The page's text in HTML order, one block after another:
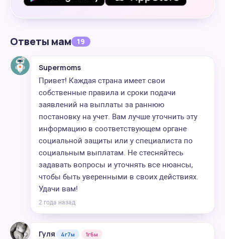
Ответы мам 19
Supermoms
Привет! Каждая страна имеет свои
собственные правила и сроки подачи
заявлений на выплаты за раннюю
постановку на учет. Вам лучше уточнить эту
информацию в соответствующем органе
социальной защиты или у специалиста по
социальным выплатам. Не стесняйтесь
задавать вопросы и уточнять все нюансы,
чтобы быть уверенными в своих действиях.
Удачи вам!
2 года назад
Гуля 4г7м 1г6м